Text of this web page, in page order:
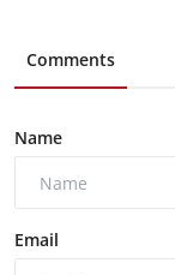
Comments
Name
Email